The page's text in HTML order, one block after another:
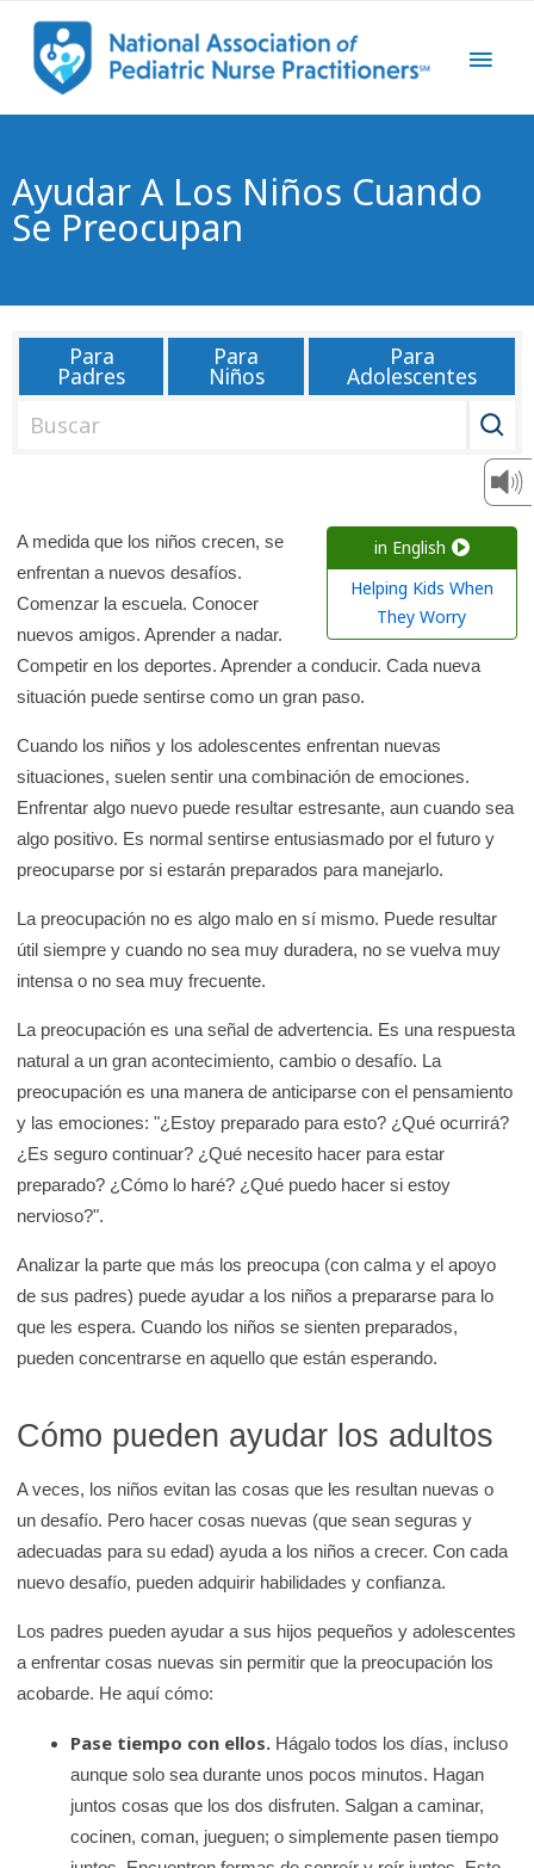
Ayudar A Los Niños Cuando
Se Preocupan
Para
Padres
Para
Niños
Para
Adolescentes
a
r
e
n
l
a
b
i
b
l
i
t
e
c
a
d
e
K
i
d
s
e
in English
Helping Kids When
They Worry
A medida que los niños crecen, se
enfrentan a nuevos desafíos.
Comenzar la escuela. Conocer
nuevos amigos. Aprender a nadar.
Competir en los deportes. Aprender a conducir. Cada nueva
situación puede sentirse como un gran paso.
Cuando los niños y los adolescentes enfrentan nuevas
situaciones, suelen sentir una combinación de emociones.
Enfrentar algo nuevo puede resultar estresante, aun cuando sea
algo positivo. Es normal sentirse entusiasmado por el futuro y
preocuparse por si estarán preparados para manejarlo.
La preocupación no es algo malo en sí mismo. Puede resultar
útil siempre y cuando no sea muy duradera, no se vuelva muy
intensa o no sea muy frecuente.
La preocupación es una señal de advertencia. Es una respuesta
natural a un gran acontecimiento, cambio o desafío. La
preocupación es una manera de anticiparse con el pensamiento
y las emociones: "¿Estoy preparado para esto? ¿Qué ocurrirá?
¿Es seguro continuar? ¿Qué necesito hacer para estar
preparado? ¿Cómo lo haré? ¿Qué puedo hacer si estoy
nervioso?".
Analizar la parte que más los preocupa (con calma y el apoyo
de sus padres) puede ayudar a los niños a prepararse para lo
que les espera. Cuando los niños se sienten preparados,
pueden concentrarse en aquello que están esperando.
Cómo pueden ayudar los adultos
A veces, los niños evitan las cosas que les resultan nuevas o
un desafío. Pero hacer cosas nuevas (que sean seguras y
adecuadas para su edad) ayuda a los niños a crecer. Con cada
nuevo desafío, pueden adquirir habilidades y confianza.
Los padres pueden ayudar a sus hijos pequeños y adolescentes
a enfrentar cosas nuevas sin permitir que la preocupación los
acobarde. He aquí cómo:
Pase tiempo con ellos. Hágalo todos los días, incluso
aunque solo sea durante unos pocos minutos. Hagan
juntos cosas que los dos disfruten. Salgan a caminar,
cocinen, coman, jueguen; o simplemente pasen tiempo